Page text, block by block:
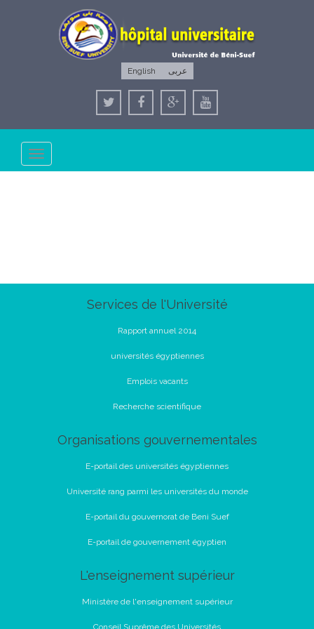
English عربى
Toggle
navigation
Services de l'Université
Rapport annuel 2014
universités égyptiennes
Emplois vacants
Recherche scientifique
Organisations gouvernementales
E-portail des universités égyptiennes
Université rang parmi les universités du monde
E-portail du gouvernorat de Beni Suef
E-portail de gouvernement égyptien
L'enseignement supérieur
Ministère de l'enseignement supérieur
Conseil Suprême des Universités